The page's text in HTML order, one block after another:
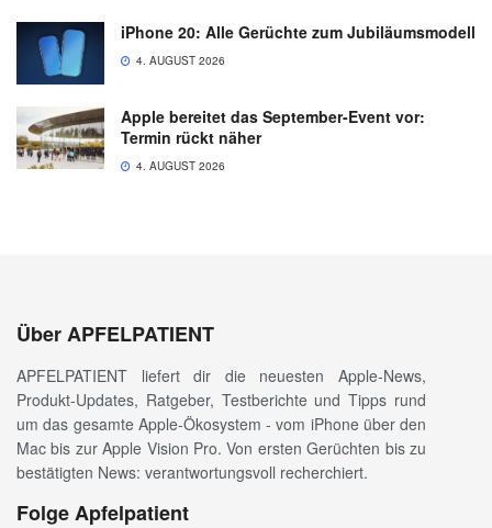
iPhone 20: Alle Gerüchte zum Jubiläumsmodell
4. AUGUST 2026
Apple bereitet das September-Event vor:
Termin rückt näher
4. AUGUST 2026
Über APFELPATIENT
APFELPATIENT liefert dir die neuesten Apple-News,
Produkt-Updates, Ratgeber, Testberichte und Tipps rund
um das gesamte Apple-Ökosystem - vom iPhone über den
Mac bis zur Apple Vision Pro. Von ersten Gerüchten bis zu
bestätigten News: verantwortungsvoll recherchiert.
Folge Apfelpatient